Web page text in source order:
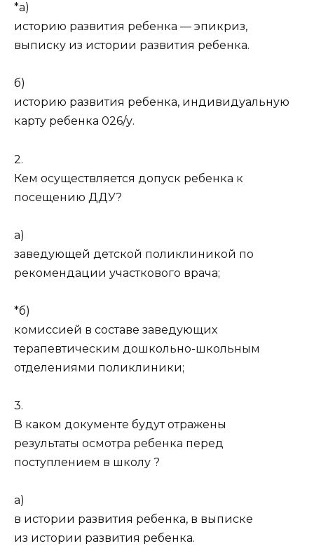
*а)
историю развития ребенка — эпикриз,
выписку из истории развития ребенка.
б)
историю развития ребенка, индивидуальную
карту ребенка 026/у.
2.
Кем осуществляется допуск ребенка к
посещению ДДУ?
а)
заведующей детской поликлиникой по
рекомендации участкового врача;
*б)
комиссией в составе заведующих
терапевтическим дошкольно-школьным
отделениями поликлиники;
3.
В каком документе будут отражены
результаты осмотра ребенка перед
поступлением в школу ?
а)
в истории развития ребенка, в выписке
из истории развития ребенка.